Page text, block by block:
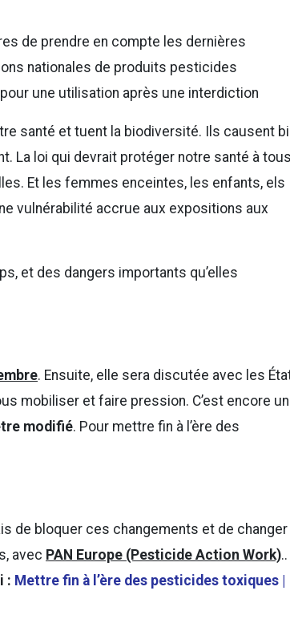
de prendre en compte les dernières
nationales de produits pesticides
une utilisation après une interdiction
santé et tuent la biodiversité. Ils causent
La loi qui devrait protéger notre santé à
Et les femmes enceintes, les enfants, els
vulnérabilité accrue aux expositions aux
et des dangers importants qu’elles
. Ensuite, elle sera discutée avec les
mobiliser et faire pression. C’est encore
modifié. Pour mettre fin à l’ère des
de bloquer ces changements et de changer
avec PAN Europe (Pesticide Action Work)..
: Mettre fin à l’ère des pesticides toxiques |